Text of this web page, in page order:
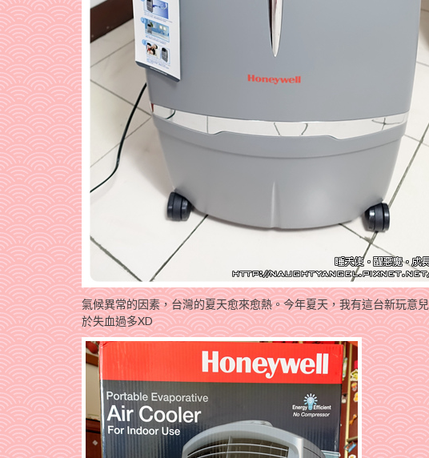
氣候異常的因素，台灣的夏天愈來愈熱。今年夏天，我有這台新玩意
於失血過多XD